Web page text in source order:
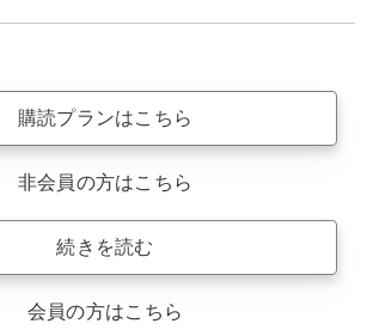
購読プランはこちら
非会員の方はこちら
続きを読む
会員の方はこちら